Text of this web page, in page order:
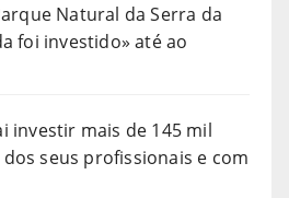
Natural da Serra da
foi investido» até ao
investir mais de 145 mil
seus profissionais e com